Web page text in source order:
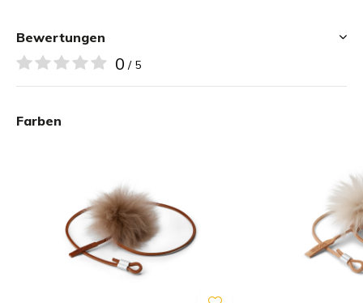
Formgebung aus und garantiert dauerhaften Spielspaß.
Länge ca. 20 cm
Bewertungen
0 / 5
Farben